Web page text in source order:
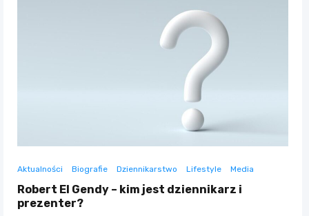
Aktualności Biografie Dziennikarstwo Lifestyle Media
Robert El Gendy – kim jest dziennikarz i
prezenter?